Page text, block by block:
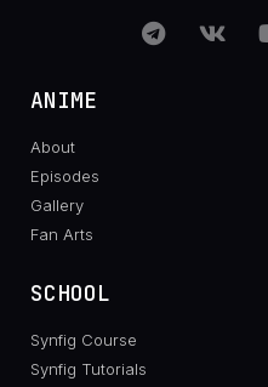
ANIME
About
Episodes
Gallery
Fan Arts
SCHOOL
Synfig Course
Synfig Tutorials